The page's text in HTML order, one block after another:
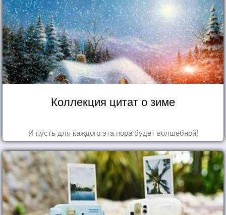
Коллекция цитат о зиме
И пусть для каждого эта пора будет волшебной!